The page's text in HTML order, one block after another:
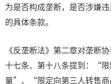
为是否构成垄断，是否涉嫌
的具体条款。
《反垄断法》第二章对垄断
十七条、第十八条提到：“
量”、“限定向第三人转售商